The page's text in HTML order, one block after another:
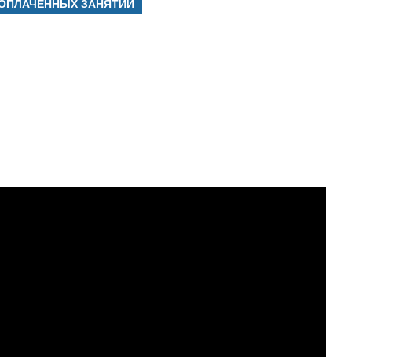
ЗАНЯТИЙ